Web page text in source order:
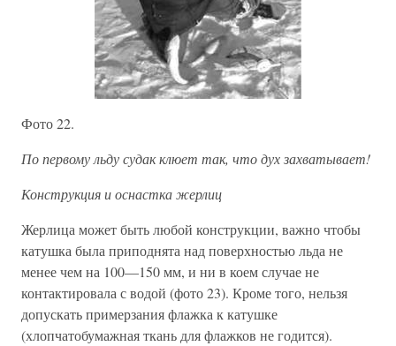
Фото 22.
По первому льду судак клюет так, что дух захватывает!
Конструкция и оснастка жерлиц
Жерлица может быть любой конструкции, важно чтобы
катушка была приподнята над поверхностью льда не
менее чем на 100—150 мм, и ни в коем случае не
контактировала с водой (фото 23). Кроме того, нельзя
допускать примерзания флажка к катушке
(хлопчатобумажная ткань для флажков не годится).